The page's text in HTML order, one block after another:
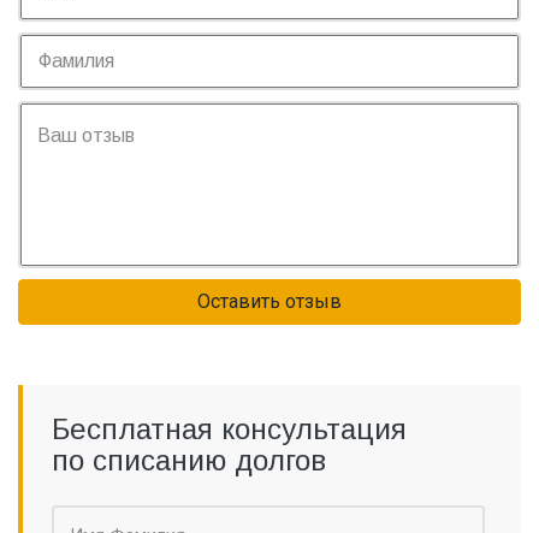
Оставить отзыв
Бесплатная консультация
по списанию долгов